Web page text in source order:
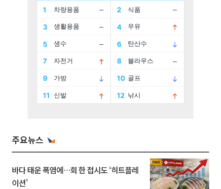
주요뉴스
바다 태운 폭염에…회 한 접시도 ‘히트플레
이션’